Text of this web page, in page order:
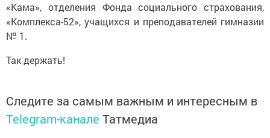
«Кама», отделения Фонда социального страхования,
«Комплекса-52», учащихся и преподавателей гимназии
№ 1.
Так держать!
Следите за самым важным и интересным в
Telegram-канале Татмедиа